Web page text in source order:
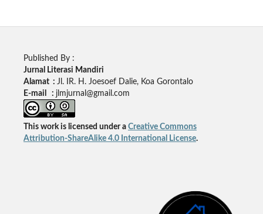
Published By :
Jurnal Literasi Mandiri
Alamat : Jl. IR. H. Joesoef Dalie, Koa Gorontalo
E-mail : jlmjurnal@gmail.com
This work is licensed under a Creative Commons
Attribution-ShareAlike 4.0 International License.